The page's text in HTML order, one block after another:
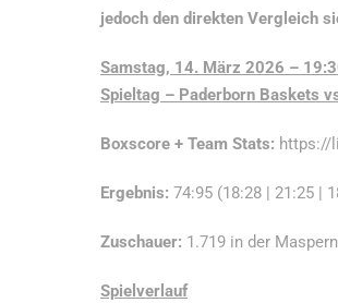
jedoch den direkten Vergleich
Samstag, 14. März 2026 –
Spieltag – Paderborn Baskets
Boxscore + Team Stats: https://
Ergebnis: 74:95 (18:28 | 21:25 |
Zuschauer: 1.719 in der
Spielverlauf